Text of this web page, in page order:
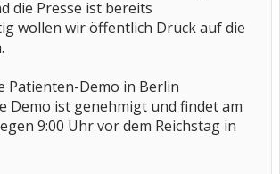
die Presse ist bereits
wollen wir öffentlich Druck auf die
Patienten-Demo in Berlin
Demo ist genehmigt und findet am
9:00 Uhr vor dem Reichstag in